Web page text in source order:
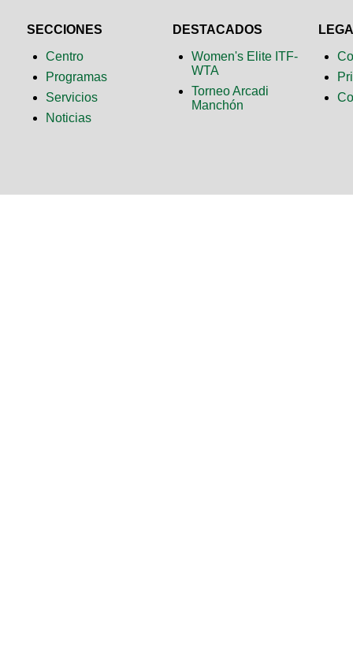
SECCIONES
Centro
Programas
Servicios
Noticias
DESTACADOS
Women's Elite ITF-
WTA
Torneo Arcadi
Manchón